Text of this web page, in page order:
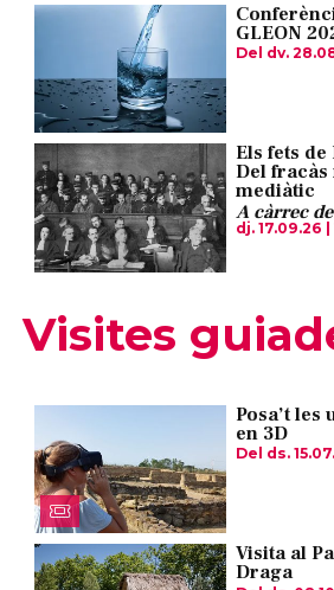
GLEON
Del dv.
Els fets
Del
mediàtic
A càrrec
dj. 17.09.26 |
Visites
Posa’t
en 3D
Del ds.
Visita al
Draga